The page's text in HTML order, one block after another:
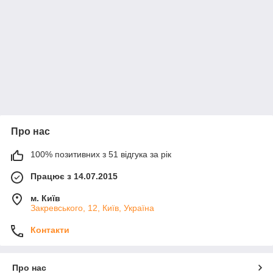
Про нас
100% позитивних з 51 відгука за рік
Працює з 14.07.2015
м. Київ
Закревського, 12, Київ, Україна
Контакти
Про нас